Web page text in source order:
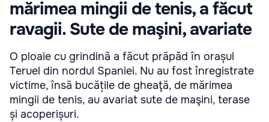
mărimea mingii de tenis, a făcut
ravagii. Sute de maşini, avariate
O ploaie cu grindină a făcut prăpăd în orașul
Teruel din nordul Spaniei. Nu au fost înregistrate
victime, însă bucățile de gheaţă, de mărimea
mingii de tenis, au avariat sute de maşini, terase
și acoperișuri.